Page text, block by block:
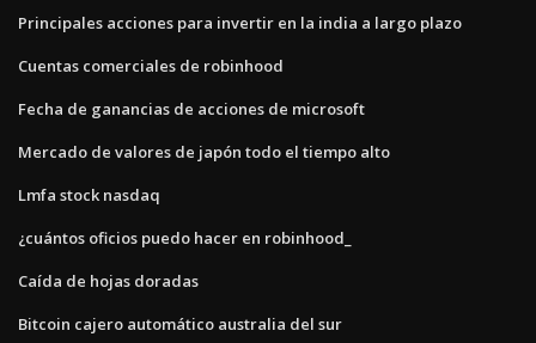
Principales acciones para invertir en la india a largo plazo
Cuentas comerciales de robinhood
Fecha de ganancias de acciones de microsoft
Mercado de valores de japón todo el tiempo alto
Lmfa stock nasdaq
¿cuántos oficios puedo hacer en robinhood_
Caída de hojas doradas
Bitcoin cajero automático australia del sur